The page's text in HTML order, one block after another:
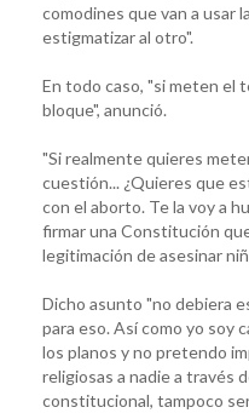
comodines que van a usar
estigmatizar al otro".
En todo caso, "si meten el
bloque", anunció.
"Si realmente quieres
cuestión... ¿Quieres que
con el aborto. Te la voy a
firmar una Constitución
legitimación de asesinar
Dicho asunto "no debiera
para eso. Así como yo soy
los planos y no pretendo
religiosas a nadie a través
constitucional, tampoco